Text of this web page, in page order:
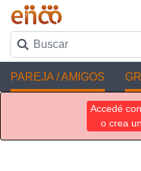
PAREJA / AMIGOS
Accedé
o crea